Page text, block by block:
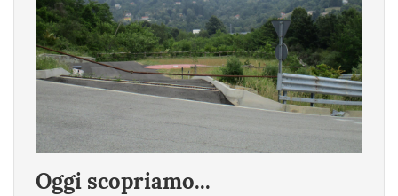
Oggi scopriamo...